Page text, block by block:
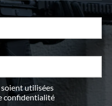
soient utilisées
confidentialité